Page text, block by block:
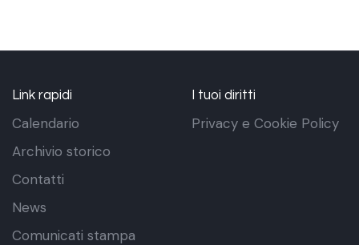
Link rapidi
Calendario
Archivio storico
Contatti
News
Comunicati stampa
I tuoi diritti
Privacy e Cookie Policy